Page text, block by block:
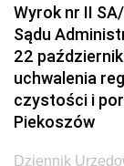
Wyrok nr II
Sądu
22
uchwalenia
czystości i
Piekoszów
Dziennik